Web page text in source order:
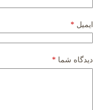
ایمیل *
دیدگاه شما *